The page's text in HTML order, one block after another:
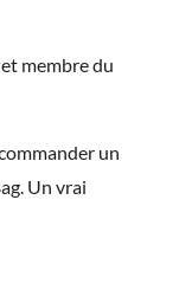
membre du
un
Un vrai